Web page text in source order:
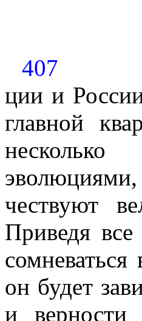
407
ции и
главной
чествуют
Приведя
сомневаться
он будет
и верности